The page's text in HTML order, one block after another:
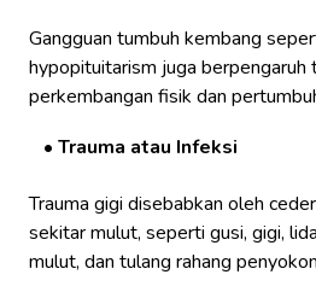
Gangguan tumbuh kembang
hypopituitarism juga berpengaruh
perkembangan fisik dan
Trauma atau Infeksi
Trauma gigi disebabkan oleh
sekitar mulut, seperti gusi, gigi,
mulut, dan tulang rahang